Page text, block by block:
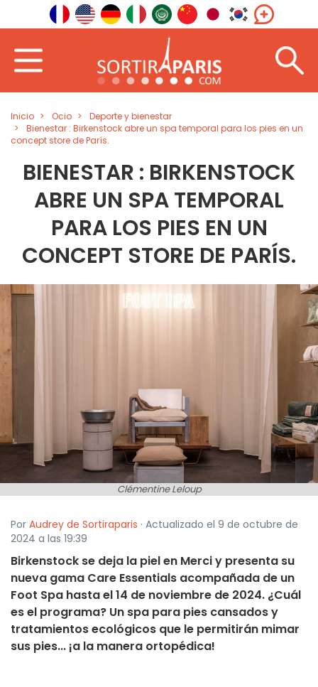
Inicio Ocio
Deporte y bienestar
Bienestar : Birkenstock abre un spa temporal para los pies en un
concept store de París.
BIENESTAR : BIRKENSTOCK
ABRE UN SPA TEMPORAL
PARA LOS PIES EN UN
CONCEPT STORE DE PARÍS.
Clémentine Leloup
Por Audrey de Sortiraparis · Actualizado el 9 de octubre de
2024 a las 19:39
Birkenstock se deja la piel en Merci y presenta su
nueva gama Care Essentials acompañada de un
Foot Spa hasta el 14 de noviembre de 2024. ¿Cuál
es el programa? Un spa para pies cansados y
tratamientos ecológicos que le permitirán mimar
sus pies... ¡a la manera ortopédica!